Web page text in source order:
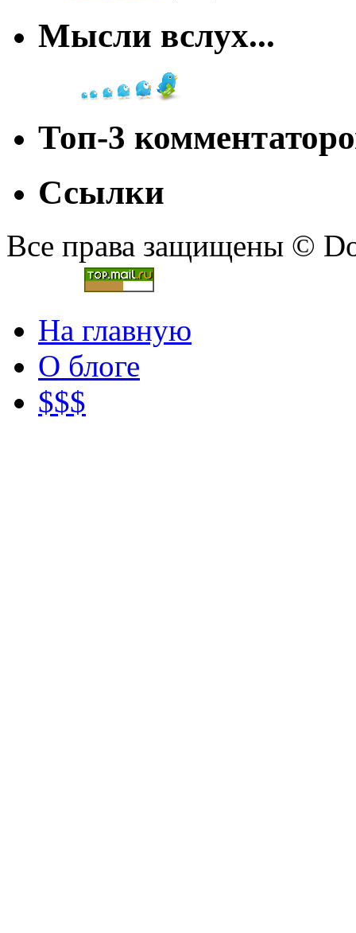
Мысли вслух...
Топ-3
Ссылки
Все права защищены ©
На главную
О блоге
$$$